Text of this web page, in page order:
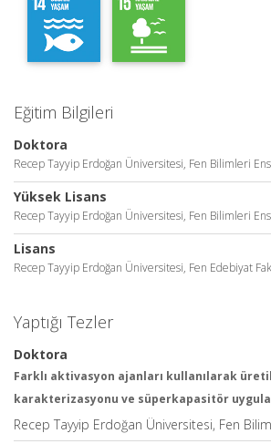
Eğitim Bilgileri
Doktora
Recep Tayyip Erdoğan Üniversitesi, Fen Bilimleri
Yüksek Lisans
Recep Tayyip Erdoğan Üniversitesi, Fen Bilimleri
Lisans
Recep Tayyip Erdoğan Üniversitesi, Fen Edebiyat
Yaptığı Tezler
Doktora
Farklı aktivasyon ajanları kullanılarak
karakterizasyonu ve süperkapasitör
Recep Tayyip Erdoğan Üniversitesi, Fen